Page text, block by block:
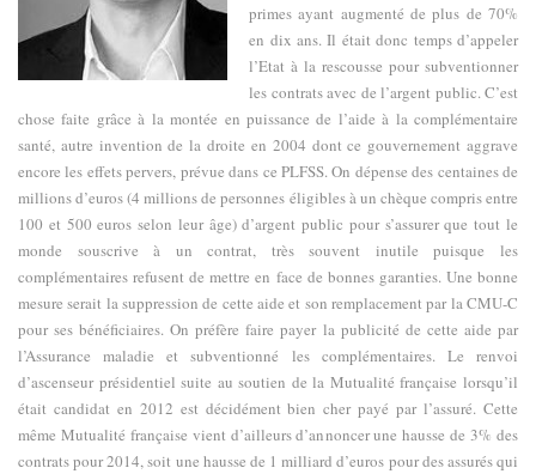
primes ayant augmenté de plus de 70%
en dix ans. Il était donc temps d’appeler
l’Etat à la rescousse pour subventionner
les contrats avec de l’argent public. C’est
chose faite grâce à la montée en puissance de l’aide à la complémentaire
santé, autre invention de la droite en 2004 dont ce gouvernement aggrave
encore les effets pervers, prévue dans ce PLFSS. On dépense des centaines de
millions d’euros (4 millions de personnes éligibles à un chèque compris entre
100 et 500 euros selon leur âge) d’argent public pour s’assurer que tout le
monde souscrive à un contrat, très souvent inutile puisque les
complémentaires refusent de mettre en face de bonnes garanties. Une bonne
mesure serait la suppression de cette aide et son remplacement par la CMU-C
pour ses bénéficiaires. On préfère faire payer la publicité de cette aide par
l’Assurance maladie et subventionné les complémentaires. Le renvoi
d’ascenseur présidentiel suite au soutien de la Mutualité française lorsqu’il
était candidat en 2012 est décidément bien cher payé par l’assuré. Cette
même Mutualité française vient d’ailleurs d’annoncer une hausse de 3% des
contrats pour 2014, soit une hausse de 1 milliard d’euros pour des assurés qui